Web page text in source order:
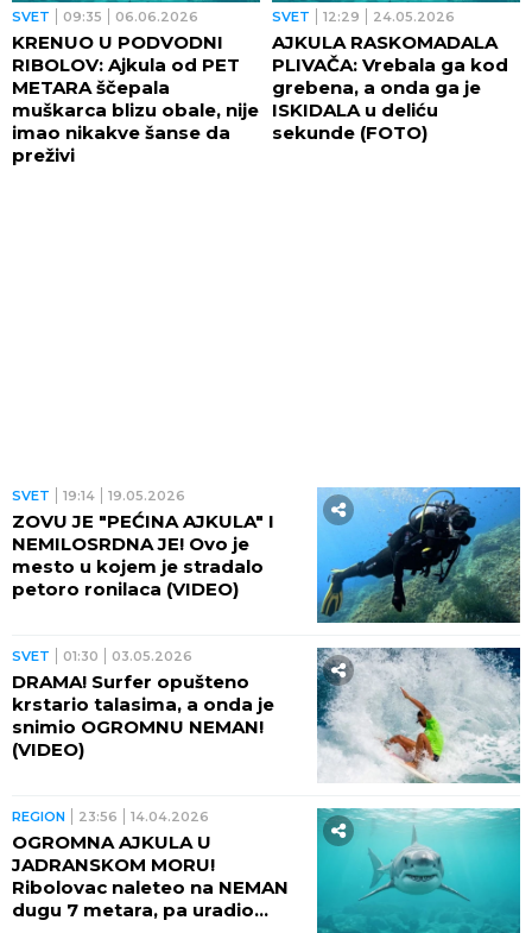
SVET 09:35 06.06.2026
KRENUO U PODVODNI
RIBOLOV: Ajkula od PET
METARA ščepala
muškarca blizu obale, nije
imao nikakve šanse da
preživi
SVET 12:29 24.05.2026
AJKULA RASKOMADALA
PLIVAČA: Vrebala ga kod
grebena, a onda ga je
ISKIDALA u deliću
sekunde (FOTO)
SVET 19:14 19.05.2026
ZOVU JE "PEĆINA AJKULA" I
NEMILOSRDNA JE! Ovo je
mesto u kojem je stradalo
petoro ronilaca (VIDEO)
SVET 01:30 03.05.2026
DRAMA! Surfer opušteno
krstario talasima, a onda je
snimio OGROMNU NEMAN!
(VIDEO)
REGION 23:56 14.04.2026
OGROMNA AJKULA U
JADRANSKOM MORU!
Ribolovac naleteo na NEMAN
dugu 7 metara, pa uradio